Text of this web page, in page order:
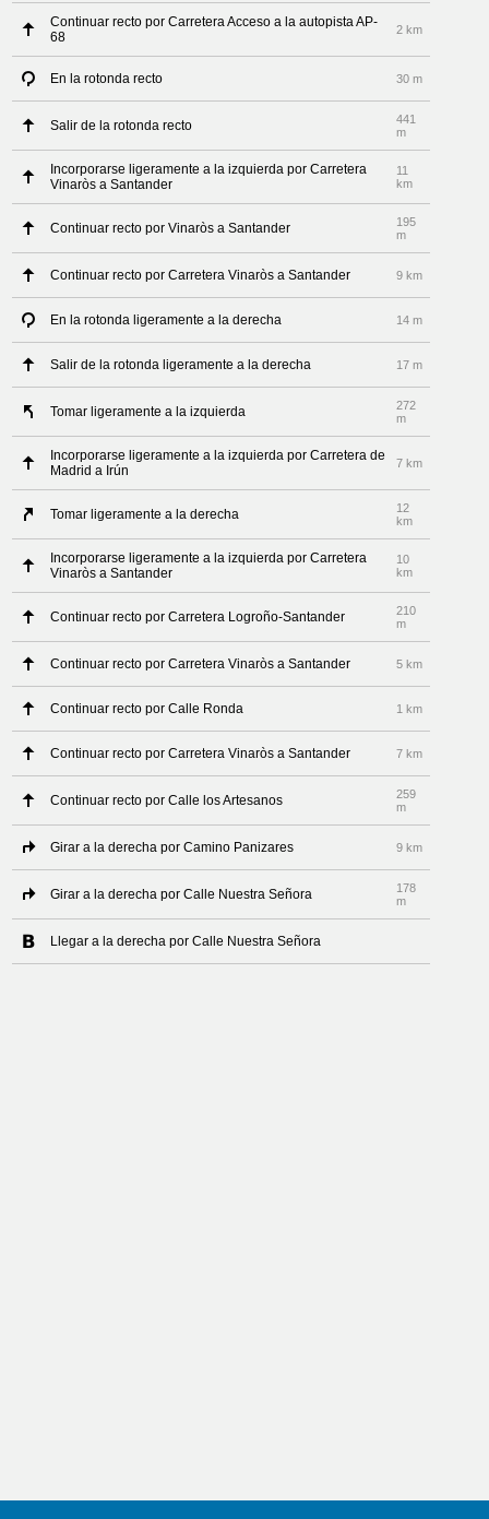
Continuar recto por Carretera Acceso a la autopista AP-
68
2 km
En la rotonda recto 30 m
Salir de la rotonda recto
441
m
Incorporarse ligeramente a la izquierda por Carretera
Vinaròs a Santander
11
km
Continuar recto por Vinaròs a Santander
195
m
Continuar recto por Carretera Vinaròs a Santander 9 km
En la rotonda ligeramente a la derecha 14 m
Salir de la rotonda ligeramente a la derecha 17 m
Tomar ligeramente a la izquierda
272
m
Incorporarse ligeramente a la izquierda por Carretera de
Madrid a Irún
7 km
Tomar ligeramente a la derecha
12
km
Incorporarse ligeramente a la izquierda por Carretera
Vinaròs a Santander
10
km
Continuar recto por Carretera Logroño-Santander
210
m
Continuar recto por Carretera Vinaròs a Santander 5 km
Continuar recto por Calle Ronda 1 km
Continuar recto por Carretera Vinaròs a Santander 7 km
Continuar recto por Calle los Artesanos
259
m
Girar a la derecha por Camino Panizares 9 km
Girar a la derecha por Calle Nuestra Señora
178
m
Llegar a la derecha por Calle Nuestra Señora